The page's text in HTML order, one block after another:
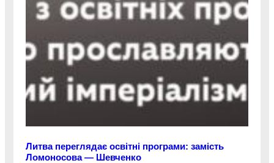
Литва переглядає освітні програми: замість
Ломоносова — Шевченко